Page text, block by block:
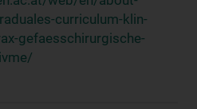
curriculum-klin-
gefaesschirurgische-